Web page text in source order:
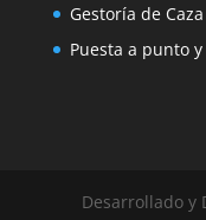
Gestoría de
Puesta a punto
Desarrollado y